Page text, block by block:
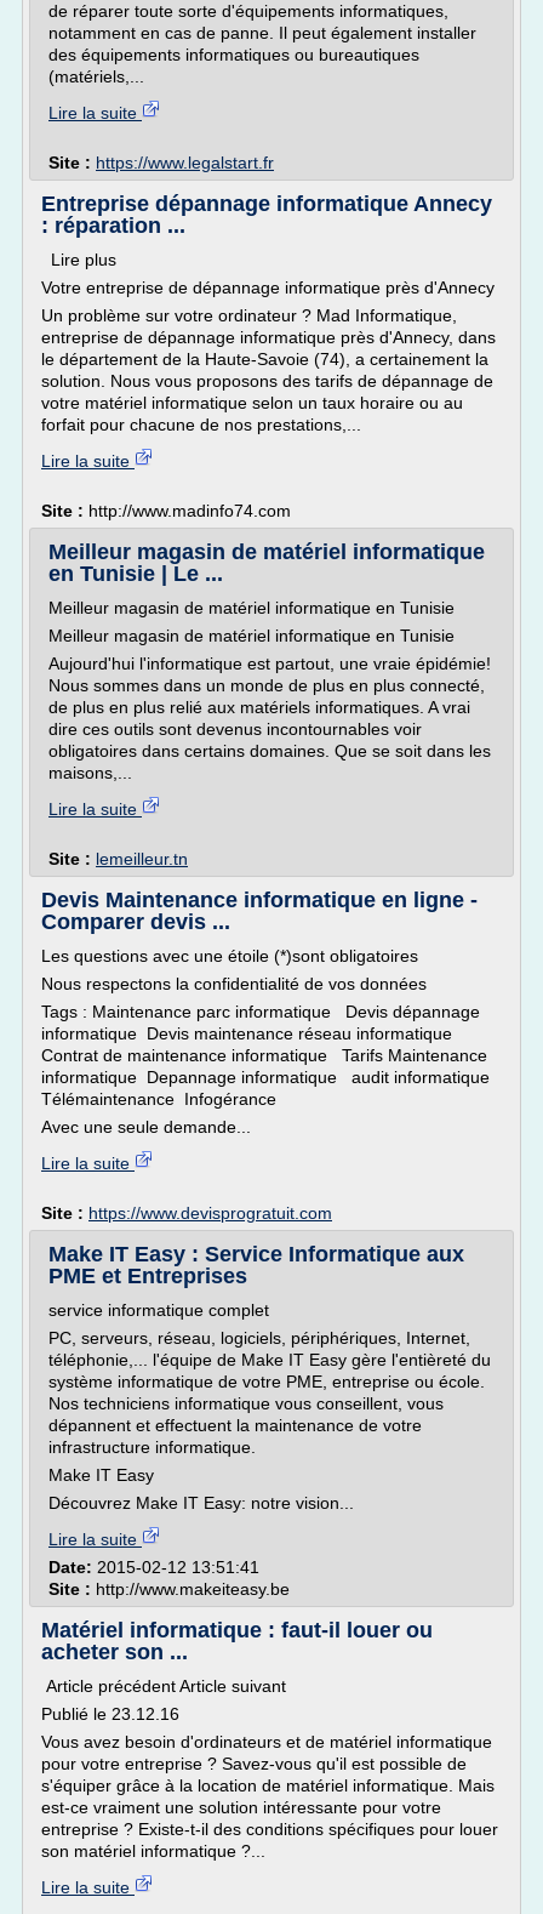
de réparer toute sorte d'équipements informatiques,
notamment en cas de panne. Il peut également installer
des équipements informatiques ou bureautiques
(matériels,...
Lire la suite
Site : https://www.legalstart.fr
Entreprise dépannage informatique Annecy
: réparation ...
Lire plus
Votre entreprise de dépannage informatique près d'Annecy
Un problème sur votre ordinateur ? Mad Informatique,
entreprise de dépannage informatique près d'Annecy, dans
le département de la Haute-Savoie (74), a certainement la
solution. Nous vous proposons des tarifs de dépannage de
votre matériel informatique selon un taux horaire ou au
forfait pour chacune de nos prestations,...
Lire la suite
Site : http://www.madinfo74.com
Meilleur magasin de matériel informatique
en Tunisie | Le ...
Meilleur magasin de matériel informatique en Tunisie
Meilleur magasin de matériel informatique en Tunisie
Aujourd'hui l'informatique est partout, une vraie épidémie!
Nous sommes dans un monde de plus en plus connecté,
de plus en plus relié aux matériels informatiques. A vrai
dire ces outils sont devenus incontournables voir
obligatoires dans certains domaines. Que se soit dans les
maisons,...
Lire la suite
Site : lemeilleur.tn
Devis Maintenance informatique en ligne -
Comparer devis ...
Les questions avec une étoile (*)sont obligatoires
Nous respectons la confidentialité de vos données
Tags : Maintenance parc informatique Devis dépannage
informatique Devis maintenance réseau informatique
Contrat de maintenance informatique Tarifs Maintenance
informatique Depannage informatique audit informatique
Télémaintenance Infogérance
Avec une seule demande...
Lire la suite
Site : https://www.devisprogratuit.com
Make IT Easy : Service Informatique aux
PME et Entreprises
service informatique complet
PC, serveurs, réseau, logiciels, périphériques, Internet,
téléphonie,... l'équipe de Make IT Easy gère l'entièreté du
système informatique de votre PME, entreprise ou école.
Nos techniciens informatique vous conseillent, vous
dépannent et effectuent la maintenance de votre
infrastructure informatique.
Make IT Easy
Découvrez Make IT Easy: notre vision...
Lire la suite
Date: 2015-02-12 13:51:41
Site : http://www.makeiteasy.be
Matériel informatique : faut-il louer ou
acheter son ...
Article précédent Article suivant
Publié le 23.12.16
Vous avez besoin d'ordinateurs et de matériel informatique
pour votre entreprise ? Savez-vous qu'il est possible de
s'équiper grâce à la location de matériel informatique. Mais
est-ce vraiment une solution intéressante pour votre
entreprise ? Existe-t-il des conditions spécifiques pour louer
son matériel informatique ?...
Lire la suite